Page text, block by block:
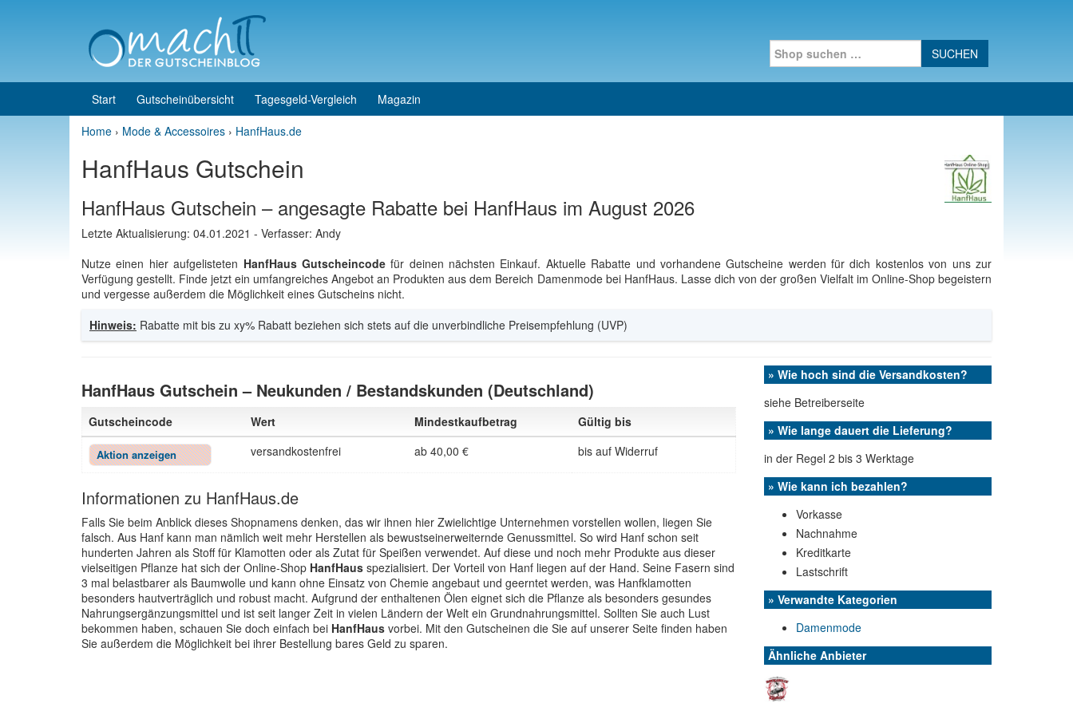
Search for:
Start Gutscheinübersicht Tagesgeld-Vergleich
Magazin
Home › Mode & Accessoires › HanfHaus.de
HanfHaus Gutschein
HanfHaus Gutschein – angesagte Rabatte bei HanfHaus im August 2026
Letzte Aktualisierung: 04.01.2021 - Verfasser: Andy
Nutze einen hier aufgelisteten HanfHaus Gutscheincodefür deinen nächsten Einkauf. Aktuelle Rabatte und vorhandene Gutscheine werden für dich kostenlos von uns zur
Verfügung gestellt. Finde jetzt ein umfangreiches Angebot an Produkten aus dem Bereich Damenmode bei HanfHaus. Lasse dich von der großen Vielfalt im Online-Shop begeistern
und vergesse außerdem die Möglichkeit eines Gutscheins nicht.
Hinweis: Rabatte mit bis zu xy% Rabatt beziehen sich stets auf die unverbindliche Preisempfehlung (UVP)
HanfHaus Gutschein – Neukunden / Bestandskunden (Deutschland)
Gutscheincode Wert Mindestkaufbetrag Gültig bis
Aktion anzeigen versandkostenfrei ab 40,00 € bis auf Widerruf
Informationen zu HanfHaus.de
Falls Sie beim Anblick dieses Shopnamens denken, das wir ihnen hier Zwielichtige Unternehmen vorstellen wollen, liegen Sie
falsch. Aus Hanf kann man nämlich weit mehr Herstellen als bewustseinerweiternde Genussmittel. So wird Hanf schon seit
hunderten Jahren als Stoff für Klamotten oder als Zutat für Speißen verwendet. Auf diese und noch mehr Produkte aus dieser
vielseitigen Pflanze hat sich der Online-Shop HanfHaus spezialisiert. Der Vorteil von Hanf liegen auf der Hand. Seine Fasern sind
3 mal belastbarer als Baumwolle und kann ohne Einsatz von Chemie angebaut und geerntet werden, was Hanfklamotten
besonders hautverträglich und robust macht. Aufgrund der enthaltenen Ölen eignet sich die Pflanze als besonders gesundes
Nahrungsergänzungsmittel und ist seit langer Zeit in vielen Ländern der Welt ein Grundnahrungsmittel. Sollten Sie auch Lust
bekommen haben, schauen Sie doch einfach bei HanfHaus vorbei. Mit den Gutscheinen die Sie auf unserer Seite finden haben
Sie außerdem die Möglichkeit bei ihrer Bestellung bares Geld zu sparen.
» Wie hoch sind die Versandkosten?
siehe Betreiberseite
» Wie lange dauert die Lieferung?
in der Regel 2 bis 3 Werktage
» Wie kann ich bezahlen?
Vorkasse
Nachnahme
Kreditkarte
Lastschrift
» Verwandte Kategorien
Damenmode
Ähnliche Anbieter